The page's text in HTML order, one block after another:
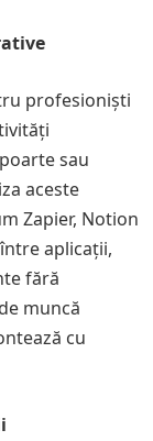
profesioniști
sau
aceste
Zapier, Notion
aplicații,
fără
muncă
cu